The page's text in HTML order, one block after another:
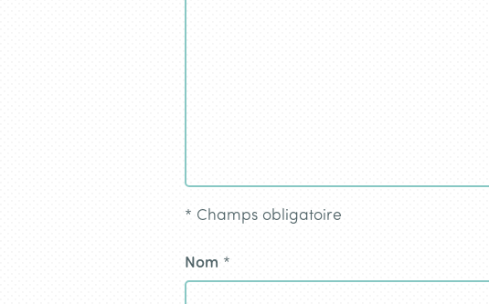
* Champs obligatoire
Nom *